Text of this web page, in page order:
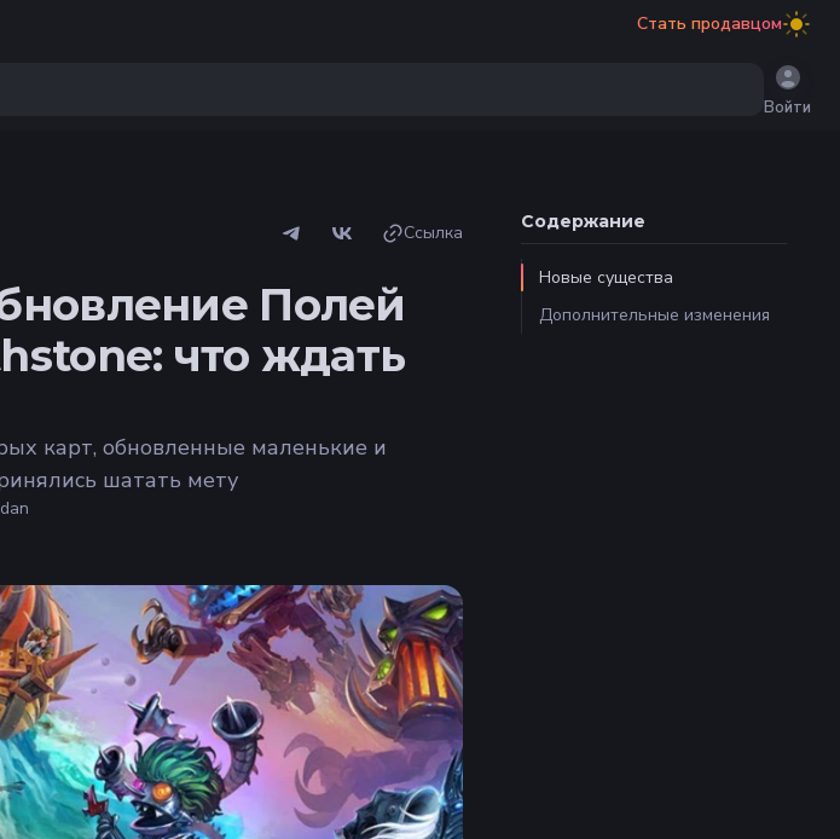
Стать продавцом
Войти
Ссылка
Полей
что ждать
карт, обновленные маленькие и
шатать мету
Содержание
Новые существа
Дополнительные изменения